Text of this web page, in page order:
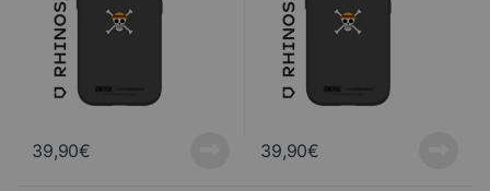
39,90€ 39,90€